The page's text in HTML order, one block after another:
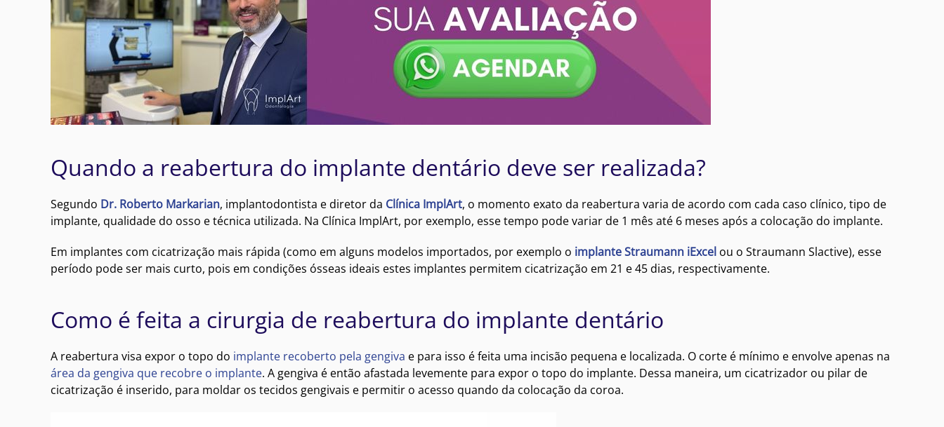
Quando a reabertura do implante dentário deve ser realizada?
Segundo Dr. Roberto Markarian, implantodontista e diretor da Clínica ImplArt, o momento exato da reabertura varia de acordo com cada caso clínico, tipo de
implante, qualidade do osso e técnica utilizada. Na Clínica ImplArt, por exemplo, esse tempo pode variar de 1 mês até 6 meses após a colocação do implante.
Em implantes com cicatrização mais rápida (como em alguns modelos importados, por exemplo o implante Straumann iExcel ou o Straumann Slactive), esse
período pode ser mais curto, pois em condições ósseas ideais estes implantes permitem cicatrização em 21 e 45 dias, respectivamente.
Como é feita a cirurgia de reabertura do implante dentário
A reabertura visa expor o topo do implante recoberto pela gengiva e para isso é feita uma incisão pequena e localizada. O corte é mínimo e envolve apenas na
área da gengiva que recobre o implante. A gengiva é então afastada levemente para expor o topo do implante. Dessa maneira, um cicatrizador ou pilar de
cicatrização é inserido, para moldar os tecidos gengivais e permitir o acesso quando da colocação da coroa.